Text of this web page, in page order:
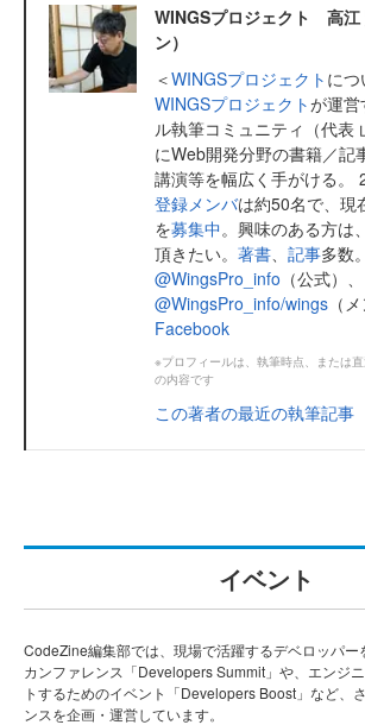
WINGSプロジェクト 高江
ン）
＜WINGSプロジェクト につ
WINGSプロジェクトが運営
ル執筆コミュニティ（代表
にWeb開発分野の書籍／記
講演等を幅広く手がける。
登録メンバは約50名で、現
を募集中。興味のある方は
頂きたい。 著書 記事多数。
@WingsPro_info （公式）、
@WingsPro_info/wings （
Facebook
※プロフィールは、執筆時点、または
の内容です
この著者の最近の執筆記事
イベント
CodeZine編集部では、現場で活躍するデベロッパー
カンファレンス「Developers Summit」や、エンジ
トするためのイベント「Developers Boost」など、
ンスを企画・運営しています。